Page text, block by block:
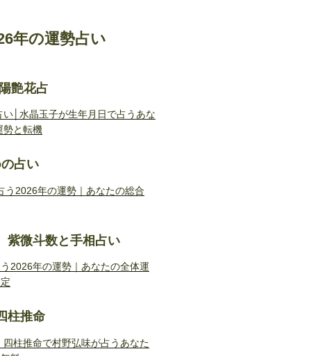
年の運勢占い
艶花占
│水晶玉子が生年月日で占うあな
勢と転機
占い
う2026年の運勢｜あなたの総合
微斗数と手相占い
2026年の運勢｜あなたの全体運
柱推命
柱推命で村野弘味が占うあなた